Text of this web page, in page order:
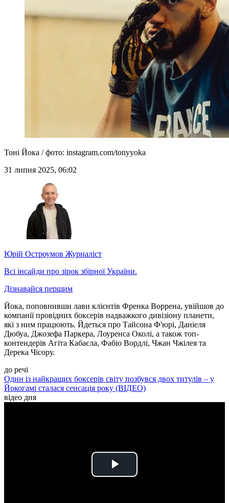
Тоні Йока / фото: instagram.com/tonyyoka
31 липня 2025, 06:02
Юрій Остроумов Журналіст
Всі інсайди про зірок збірної України.
Дізнавайся першим
Йока, поповнивши лави клієнтів Френка Воррена, увійшов до
компанії провідних боксерів надважкого дивізіону планети,
які з ним працюють. Йдеться про Тайсона Ф'юрі, Даніеля
Дюбуа, Джозефа Паркера, Лоуренса Околі, а також топ-
контендерів Агіта Кабаєла, Фабіо Вордлі, Чжан Чжілея та
Дерека Чісору.
до речі
Один із найкращих боксерів світу позбувся двох титулів – у
Йокогамі сталася сенсація року (ВІДЕО)
відео дня
Play